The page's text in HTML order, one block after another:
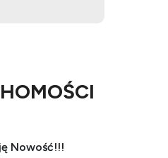
Nowość!!!